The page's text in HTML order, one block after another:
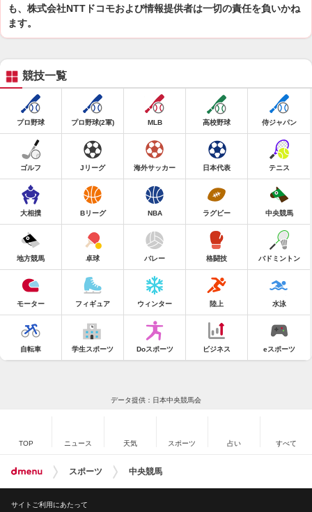
も、株式会社NTTドコモおよび情報提供者は一切の責任を負いかね
ます。
競技一覧
プロ野球 プロ野球(2軍) MLB 高校野球 侍ジャパン
ゴルフ Jリーグ 海外サッカー 日本代表 テニス
大相撲 Bリーグ NBA ラグビー 中央競馬
地方競馬 卓球 バレー 格闘技 バドミントン
モーター フィギュア ウィンター 陸上 水泳
自転車 学生スポーツ Doスポーツ ビジネス eスポーツ
データ提供：日本中央競馬会
TOP ニュース 天気 スポーツ 占い すべて
スポーツ 中央競馬
サイトご利用にあたって